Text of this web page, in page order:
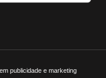
publicidade e marketing